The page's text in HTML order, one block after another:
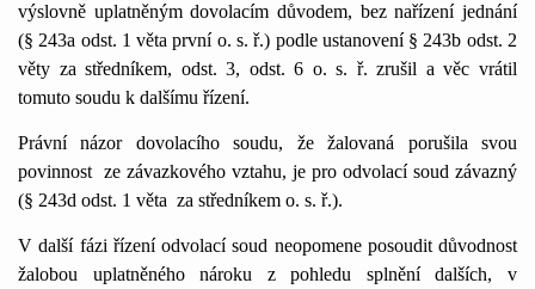
výslovně uplatněným dovolacím důvodem, bez nařízení jednání
(§ 243a odst. 1 věta první o. s. ř.) podle ustanovení § 243b odst. 2
věty za středníkem, odst. 3, odst. 6 o. s. ř. zrušil a věc vrátil
tomuto soudu k dalšímu řízení.
Právní názor dovolacího soudu, že žalovaná porušila svou
povinnost ze závazkového vztahu, je pro odvolací soud závazný
(§ 243d odst. 1 věta za středníkem o. s. ř.).
V další fázi řízení odvolací soud neopomene posoudit důvodnost
žalobou uplatněného nároku z pohledu splnění dalších, v